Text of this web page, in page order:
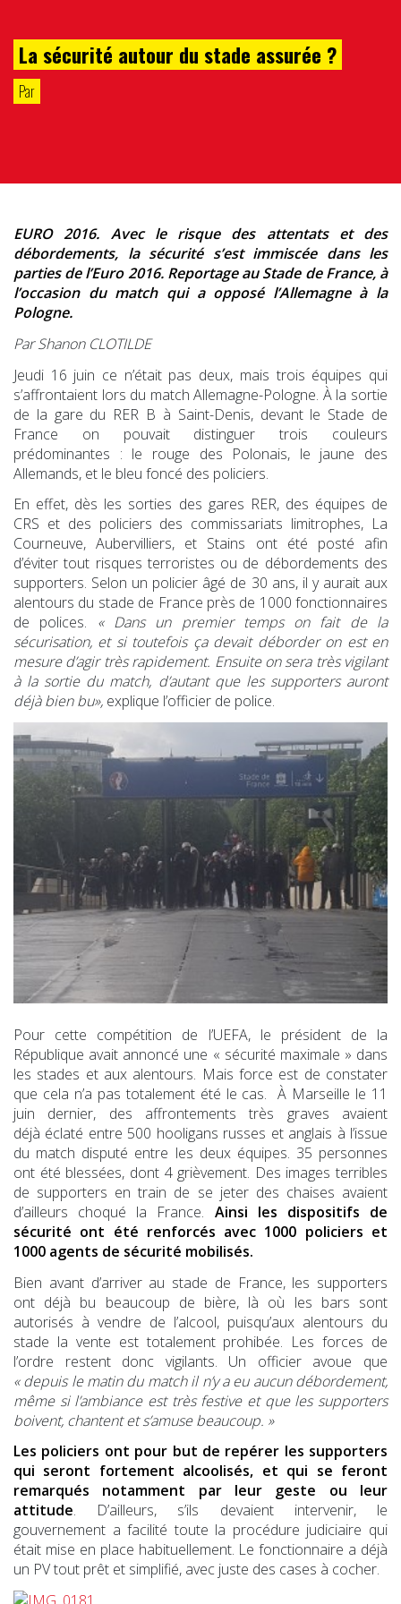
La sécurité autour du stade assurée ?
Par
EURO 2016. Avec le risque des attentats et des
débordements, la sécurité s’est immiscée dans les
parties de l’Euro 2016. Reportage au Stade de France, à
l’occasion du match qui a opposé l’Allemagne à la
Pologne.
Par Shanon CLOTILDE
Jeudi 16 juin ce n’était pas deux, mais trois équipes qui
s’affrontaient lors du match Allemagne-Pologne. À la sortie
de la gare du RER B à Saint-Denis, devant le Stade de
France on pouvait distinguer trois couleurs
prédominantes : le rouge des Polonais, le jaune des
Allemands, et le bleu foncé des policiers.
En effet, dès les sorties des gares RER, des équipes de
CRS et des policiers des commissariats limitrophes, La
Courneuve, Aubervilliers, et Stains ont été posté afin
d’éviter tout risques terroristes ou de débordements des
supporters. Selon un policier âgé de 30 ans, il y aurait aux
alentours du stade de France près de 1000 fonctionnaires
de polices. « Dans un premier temps on fait de la
sécurisation, et si toutefois ça devait déborder on est en
mesure d’agir très rapidement. Ensuite on sera très vigilant
à la sortie du match, d’autant que les supporters auront
déjà bien bu», explique l’officier de police.
Pour cette compétition de l’UEFA, le président de la
République avait annoncé une « sécurité maximale » dans
les stades et aux alentours. Mais force est de constater
que cela n’a pas totalement été le cas. À Marseille le 11
juin dernier, des affrontements très graves avaient
déjà éclaté entre 500 hooligans russes et anglais à l’issue
du match disputé entre les deux équipes. 35 personnes
ont été blessées, dont 4 grièvement. Des images terribles
de supporters en train de se jeter des chaises avaient
d’ailleurs choqué la France. Ainsi les dispositifs de
sécurité ont été renforcés avec 1000 policiers et
1000 agents de sécurité mobilisés.
Bien avant d’arriver au stade de France, les supporters
ont déjà bu beaucoup de bière, là où les bars sont
autorisés à vendre de l’alcool, puisqu’aux alentours du
stade la vente est totalement prohibée. Les forces de
l’ordre restent donc vigilants. Un officier avoue que
« depuis le matin du match il n’y a eu aucun débordement,
même si l’ambiance est très festive et que les supporters
boivent, chantent et s’amuse beaucoup. »
Les policiers ont pour but de repérer les supporters
qui seront fortement alcoolisés, et qui se feront
remarqués notamment par leur geste ou leur
attitude. D’ailleurs, s’ils devaient intervenir, le
gouvernement a facilité toute la procédure judiciaire qui
était mise en place habituellement. Le fonctionnaire a déjà
un PV tout prêt et simplifié, avec juste des cases à cocher.